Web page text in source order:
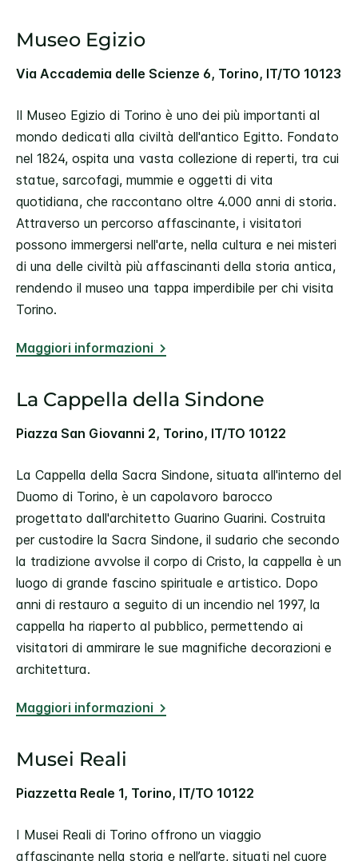
Museo Egizio
Via Accademia delle Scienze 6, Torino, IT/TO 10123
Il Museo Egizio di Torino è uno dei più importanti al
mondo dedicati alla civiltà dell'antico Egitto. Fondato
nel 1824, ospita una vasta collezione di reperti, tra cui
statue, sarcofagi, mummie e oggetti di vita
quotidiana, che raccontano oltre 4.000 anni di storia.
Attraverso un percorso affascinante, i visitatori
possono immergersi nell'arte, nella cultura e nei misteri
di una delle civiltà più affascinanti della storia antica,
rendendo il museo una tappa imperdibile per chi visita
Torino.
Maggiori informazioni
La Cappella della Sindone
Piazza San Giovanni 2, Torino, IT/TO 10122
La Cappella della Sacra Sindone, situata all'interno del
Duomo di Torino, è un capolavoro barocco
progettato dall'architetto Guarino Guarini. Costruita
per custodire la Sacra Sindone, il sudario che secondo
la tradizione avvolse il corpo di Cristo, la cappella è un
luogo di grande fascino spirituale e artistico. Dopo
anni di restauro a seguito di un incendio nel 1997, la
cappella ha riaperto al pubblico, permettendo ai
visitatori di ammirare le sue magnifiche decorazioni e
architettura.
Maggiori informazioni
Musei Reali
Piazzetta Reale 1, Torino, IT/TO 10122
I Musei Reali di Torino offrono un viaggio
affascinante nella storia e nell’arte, situati nel cuore